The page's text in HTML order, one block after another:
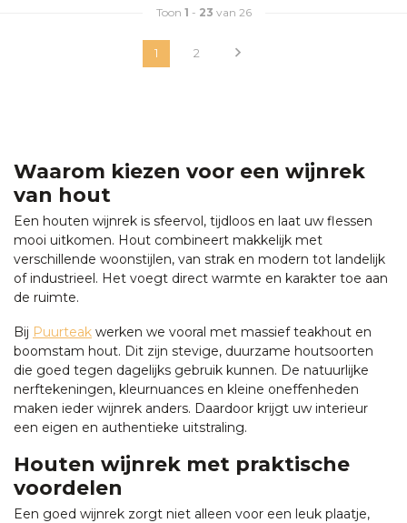
Toon 1 - 23 van 26
1 2
Waarom kiezen voor een wijnrek
van hout
Een houten wijnrek is sfeervol, tijdloos en laat uw flessen
mooi uitkomen. Hout combineert makkelijk met
verschillende woonstijlen, van strak en modern tot landelijk
of industrieel. Het voegt direct warmte en karakter toe aan
de ruimte.
Bij Puurteak werken we vooral met massief teakhout en
boomstam hout. Dit zijn stevige, duurzame houtsoorten
die goed tegen dagelijks gebruik kunnen. De natuurlijke
nerftekeningen, kleurnuances en kleine oneffenheden
maken ieder wijnrek anders. Daardoor krijgt uw interieur
een eigen en authentieke uitstraling.
Houten wijnrek met praktische
voordelen
Een goed wijnrek zorgt niet alleen voor een leuk plaatje,